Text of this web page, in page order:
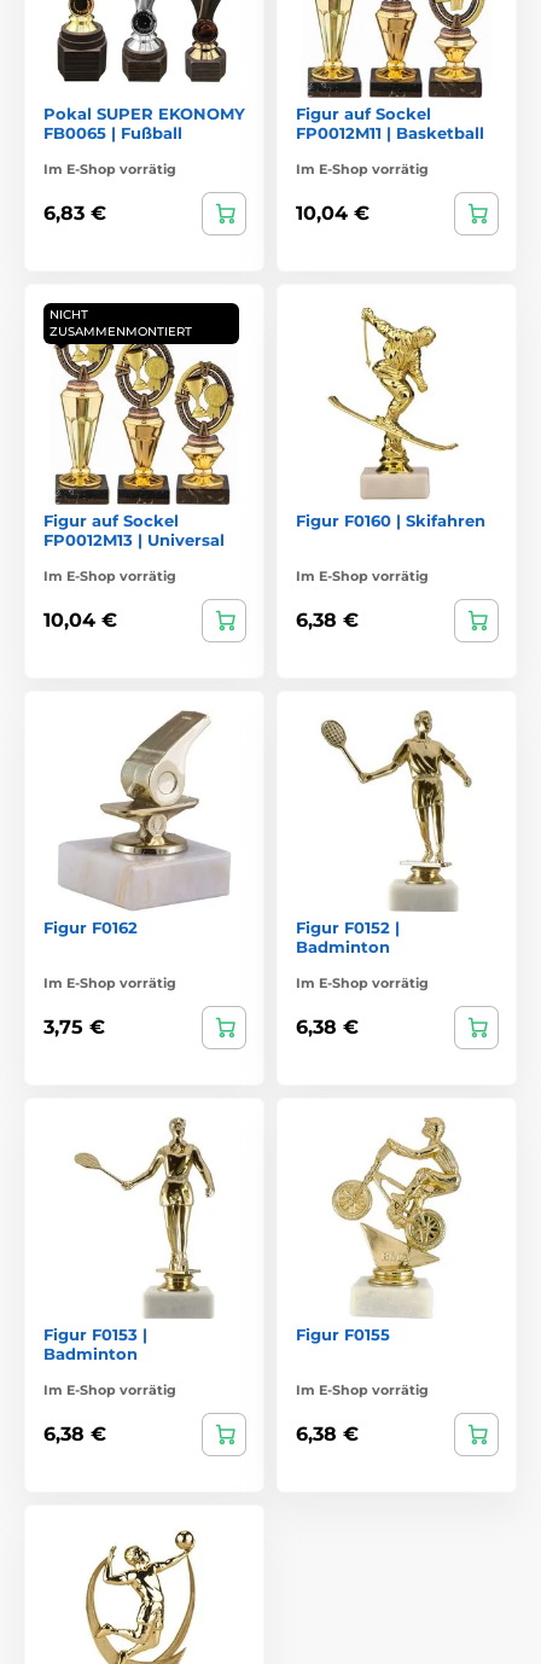
Pokal SUPER EKONOMY
FB0065 | Fußball
Im E-Shop vorrätig
6,83 €
Figur auf Sockel
FP0012M11 | Basketball
Im E-Shop vorrätig
10,04 €
NICHT
ZUSAMMENMONTIERT
Figur auf Sockel
FP0012M13 | Universal
Im E-Shop vorrätig
10,04 €
Figur F0160 | Skifahren
Im E-Shop vorrätig
6,38 €
Figur F0162
Im E-Shop vorrätig
3,75 €
Figur F0152 |
Badminton
Im E-Shop vorrätig
6,38 €
Figur F0153 |
Badminton
Im E-Shop vorrätig
6,38 €
Figur F0155
Im E-Shop vorrätig
6,38 €